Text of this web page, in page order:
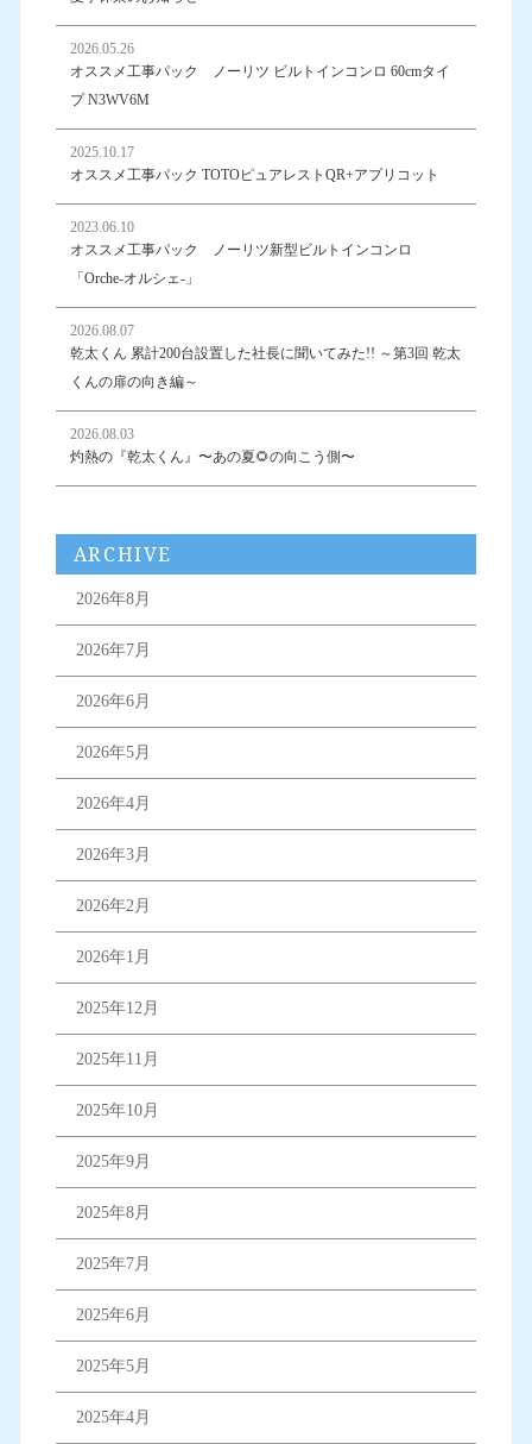
2026.05.26
オススメ工事パック ノーリツ ビルトインコンロ 60cmタイ
プ N3WV6M
2025.10.17
オススメ工事パック TOTOピュアレストQR+アプリコット
2023.06.10
オススメ工事パック ノーリツ新型ビルトインコンロ
「Orche-オルシェ-」
2026.08.07
乾太くん 累計200台設置した社長に聞いてみた!! ～第3回 乾太
くんの扉の向き編～
2026.08.03
灼熱の『乾太くん』〜あの夏🌻の向こう側〜
ARCHIVE
2026年8月
2026年7月
2026年6月
2026年5月
2026年4月
2026年3月
2026年2月
2026年1月
2025年12月
2025年11月
2025年10月
2025年9月
2025年8月
2025年7月
2025年6月
2025年5月
2025年4月